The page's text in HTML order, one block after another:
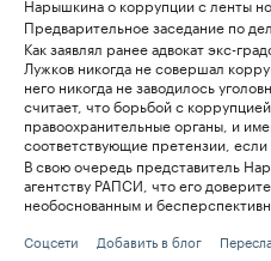
Предварительное заседание по
Как заявлял ранее адвокат экс-
Лужков никогда не совершал
него никогда не заводилось
считает, что борьбой с
правоохранительные органы, и
соответствующие претензии, если
В свою очередь представитель
агентству РАПСИ, что его
необоснованным и
Соцсети Добавить в блог